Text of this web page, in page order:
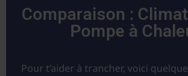
Comparaison :
Pompe à
Pour t’aider à trancher, voici